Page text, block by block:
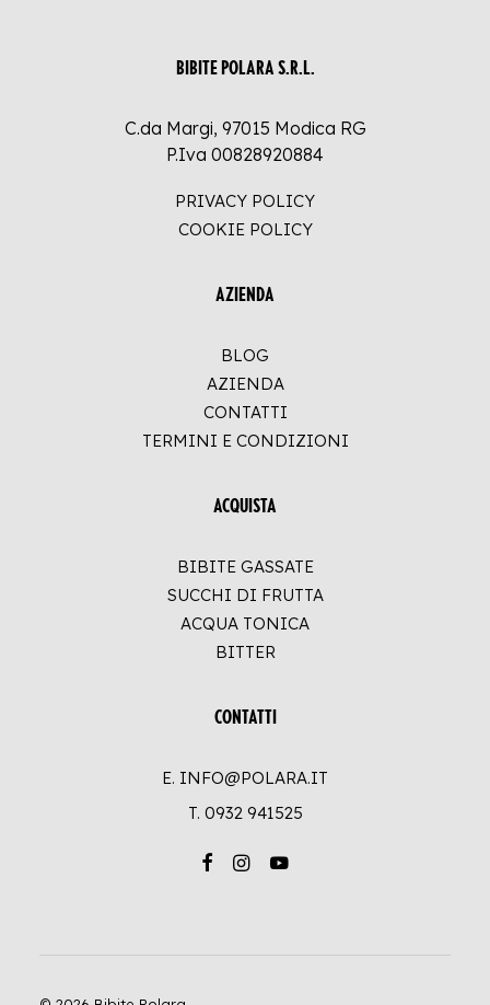
BIBITE POLARA S.R.L.
C.da Margi, 97015 Modica RG
P.Iva 00828920884
PRIVACY POLICY
COOKIE POLICY
AZIENDA
BLOG
AZIENDA
CONTATTI
TERMINI E CONDIZIONI
ACQUISTA
BIBITE GASSATE
SUCCHI DI FRUTTA
ACQUA TONICA
BITTER
CONTATTI
E. INFO@POLARA.IT
T. 0932 941525